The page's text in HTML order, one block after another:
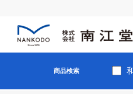
商品検索